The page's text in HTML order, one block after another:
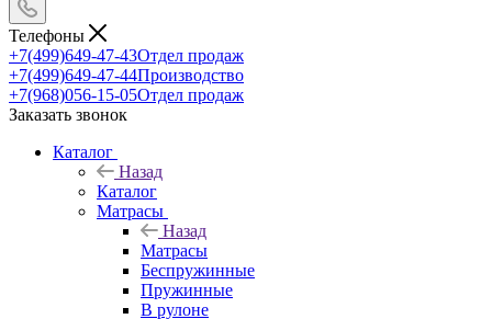
Телефоны
+7(499)649-47-43Отдел продаж
+7(499)649-47-44Производство
+7(968)056-15-05Отдел продаж
Заказать звонок
Каталог
Назад
Каталог
Матрасы
Назад
Матрасы
Беспружинные
Пружинные
В рулоне